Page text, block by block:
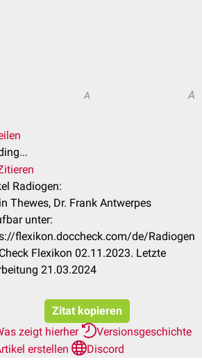
A A
Radiogen:
Thewes, Dr. Frank Antwerpes
unter:
flexikon.doccheck.com/de/Radiogen
Flexikon 02.11.2023. Letzte
21.03.2024
Zitat kopieren
zeigt hierher
Versionsgeschichte
erstellen
Discord